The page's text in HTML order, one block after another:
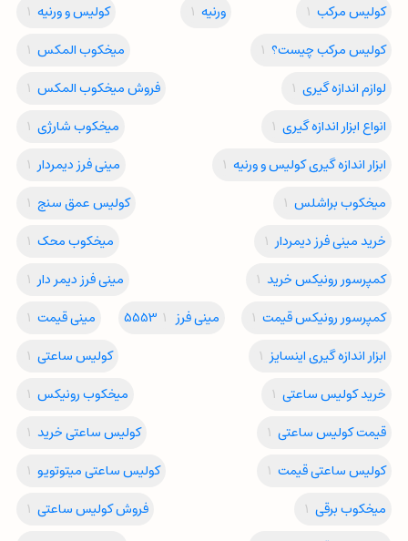
کولیس مرکب 1 ورنیه 1 کولیس و ورنیه 1
کولیس مرکب چیست؟ 1 میخکوب المکس 1
لوازم اندازه گیری 1 فروش میخکوب المکس 1
انواع ابزار اندازه گیری 1 میخکوب شارژی 1
ابزار اندازه گیری کولیس و ورنیه 1 مینی فرز دیمردار 1
میخکوب براشلس 1 کولیس عمق سنج 1
خرید مینی فرز دیمردار 1 میخکوب محک 1
کمپرسور رونیکس خرید 1 مینی فرز دیمر دار 1
کمپرسور رونیکس قیمت 1 مینی فرز 5553 1 مینی قیمت 1
ابزار اندازه گیری اینسایز 1 کولیس ساعتی 1
خرید کولیس ساعتی 1 میخکوب رونیکس 1
قیمت کولیس ساعتی 1 کولیس ساعتی خرید 1
کولیس ساعتی قیمت 1 کولیس ساعتی میتوتویو 1
میخکوب برقی 1 فروش کولیس ساعتی 1